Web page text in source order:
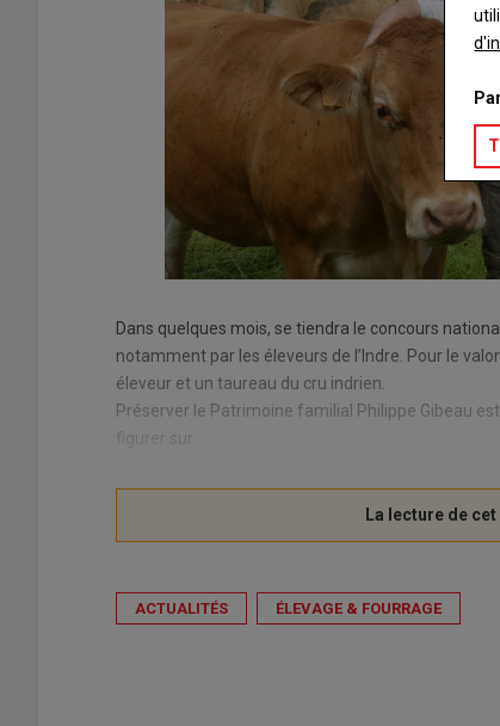
Dans quelques mois, se tiendra le concours
notamment par les éleveurs de l’Indre. Pour le
éleveur et un taureau du cru indrien.
Préserver le Patrimoine familial Philippe Gibeau
ACTUALITÉS ÉLEVAGE & FOURRAGE